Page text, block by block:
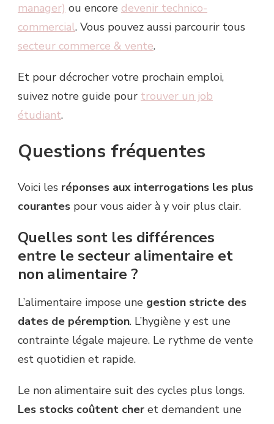
manager) ou encore devenir technico-
commercial. Vous pouvez aussi parcourir tous
secteur commerce & vente.
Et pour décrocher votre prochain emploi,
suivez notre guide pour trouver un job
étudiant.
Questions fréquentes
Voici les réponses aux interrogations les plus
courantes pour vous aider à y voir plus clair.
Quelles sont les différences
entre le secteur alimentaire et
non alimentaire ?
L’alimentaire impose une gestion stricte des
dates de péremption. L’hygiène y est une
contrainte légale majeure. Le rythme de vente
est quotidien et rapide.
Le non alimentaire suit des cycles plus longs.
Les stocks coûtent cher et demandent une